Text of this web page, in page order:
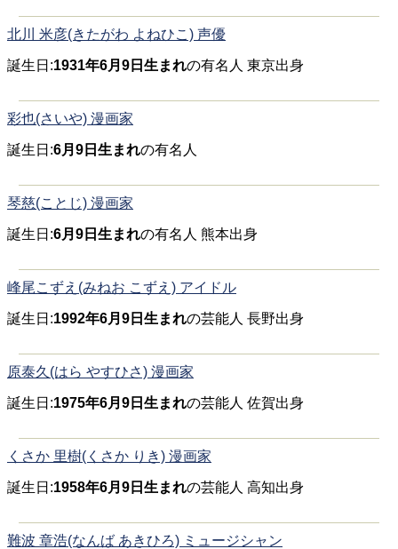
北川 米彦(きたがわ よねひこ) 声優
誕生日:1931年6月9日生まれの有名人 東京出身
彩也(さいや) 漫画家
誕生日:6月9日生まれの有名人
琴慈(ことじ) 漫画家
誕生日:6月9日生まれの有名人 熊本出身
峰尾こずえ(みねお こずえ) アイドル
誕生日:1992年6月9日生まれの芸能人 長野出身
原泰久(はら やすひさ) 漫画家
誕生日:1975年6月9日生まれの芸能人 佐賀出身
くさか 里樹(くさか りき) 漫画家
誕生日:1958年6月9日生まれの芸能人 高知出身
難波 章浩(なんば あきひろ) ミュージシャン